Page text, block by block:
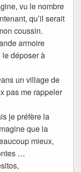
vu le nombre
qu’il serait
coussin.
armoire
déposer à
un village de
pas me rappeler
je préfère la
que la
mieux,
…